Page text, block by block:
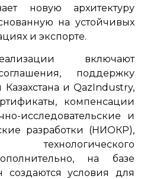
новую архитектуру
на устойчивых
и экспорте.
включают
поддержку
и QazIndustry,
компенсации
исследовательские и
разработки (НИОКР),
технологического
на базе
создаются условия для